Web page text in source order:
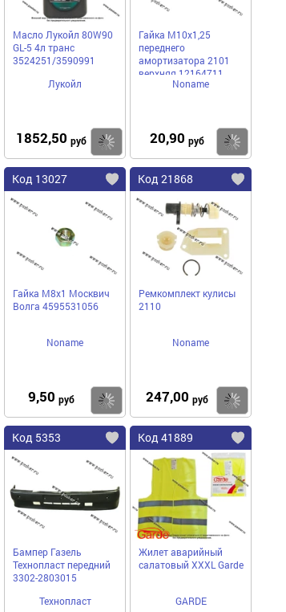
Масло Лукойл 80W90
GL-5 4л транс
3524251/3590991
Лукойл
1852,50 руб Купить
Гайка М10х1,25
переднего
амортизатора 2101
верхняя 12164711
Noname
20,90 руб
Код 13027
Гайка М8х1 Москвич
Волга 4595531056
Noname
9,50 руб Купить
Код 21868
Ремкомплект кулисы
2110
Noname
247,00 руб
Код 5353
Бампер Газель
Технопласт передний
3302-2803015
Технопласт
Код 41889
Жилет аварийный
салатовый XXXL Garde
GARDE